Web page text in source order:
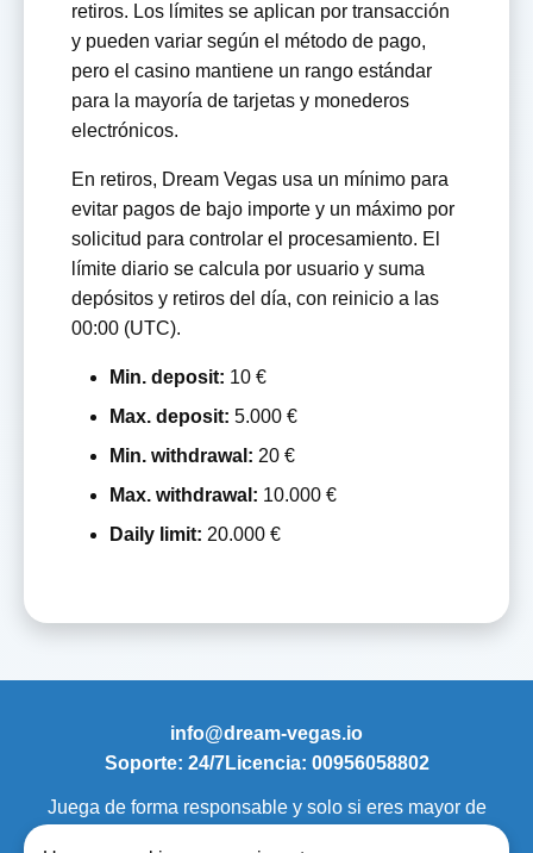
retiros. Los límites se aplican por transacción
y pueden variar según el método de pago,
pero el casino mantiene un rango estándar
para la mayoría de tarjetas y monederos
electrónicos.
En retiros, Dream Vegas usa un mínimo para
evitar pagos de bajo importe y un máximo por
solicitud para controlar el procesamiento. El
límite diario se calcula por usuario y suma
depósitos y retiros del día, con reinicio a las
00:00 (UTC).
Min. deposit: 10 €
Max. deposit: 5.000 €
Min. withdrawal: 20 €
Max. withdrawal: 10.000 €
Daily limit: 20.000 €
info@dream-vegas.io
Soporte: 24/7Licencia: 00956058802
Juega de forma responsable y solo si eres mayor de